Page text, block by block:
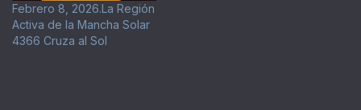
Febrero 8, 2026.La Región
Activa de la Mancha Solar
4366 Cruza al Sol